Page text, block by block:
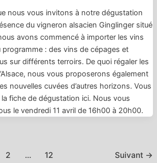
nous vous invitons à notre dégustation
du vigneron alsacien Ginglinger situé
avons commencé à importer les vins
programme : des vins de cépages et
sur différents terroirs. De quoi régaler les
nous vous proposerons également
nouvelles cuvées d’autres horizons. Vous
fiche de dégustation ici. Nous vous
le vendredi 11 avril de 16h00 à 20h00.
2 … 12 Suivant →